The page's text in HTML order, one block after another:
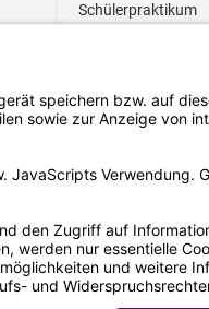
Schülerpraktikum